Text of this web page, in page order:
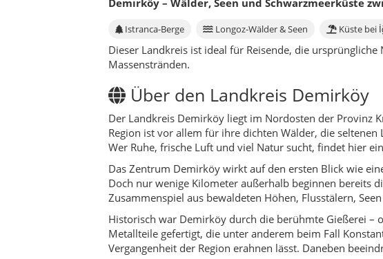
Historisch war Demirköy durch die berühmte Gießerei –
Metallteile gefertigt, die unter anderem beim Fall
Vergangenheit der Region erahnen lässt. Daneben
Kulturell ist Demirköy von verschiedenen Einflüssen
Alltagsleben. Viele Familien leben seit Generationen
wird lebhaft diskutiert, während draußen das Leben
Die wirtschaftliche Basis bilden Holzverarbeitung,
in İğneada bis zu einfachen Gästezimmern in den
entfliehen möchten, ohne stundenlang unterwegs zu sein.
Die Identität des Landkreises liegt im Spannungsfeld
Rauschen der Wellen an der Küste. Dieser Mix macht
Strand den Sonnenuntergang genießen kann – ein
Kultur & Traditionen in
In Demirköy begegnet man einer Kultur, die von der